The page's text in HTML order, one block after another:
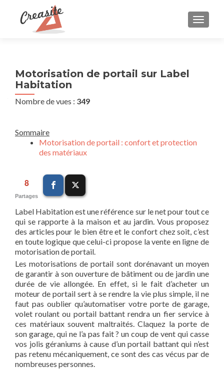
Motorisation de portail sur Label
Habitation
Nombre de vues : 349
Sommaire
Motorisation de portail : confort et protection
des matériaux
8
Partages
Label Habitation est une référence sur le net pour tout ce
qui se rapporte à la maison et au jardin. Vous proposez
des articles pour le bien être et le confort chez soit, c’est
en toute logique que celui-ci propose la vente en ligne de
motorisation de portail.
Les motorisations de portail sont dorénavant un moyen
de garantir à son ouverture de bâtiment ou de jardin une
durée de vie allongée. En effet, si le fait d’acheter un
moteur de portail sert à se rendre la vie plus simple, il ne
faut pas oublier qu’automatiser votre porte de garage,
volet roulant ou portail battant rendra un fier service à
ces matériaux souvent maltraités. Claquez la porte de
son garage, qui ne l’a pas fait ? un coup de vent qui casse
vos jolis géraniums à cause d’un portail battant qui n’est
pas retenu mécaniquement, ce sont des cas vécus par de
nombreuses personnes.